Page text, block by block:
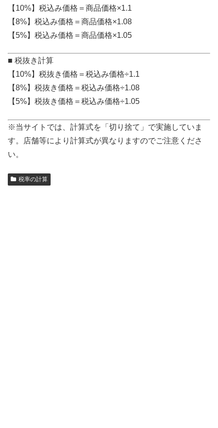
【10%】税込み価格＝商品価格×1.1
【8%】税込み価格＝商品価格×1.08
【5%】税込み価格＝商品価格×1.05
■ 税抜き計算
【10%】税抜き価格＝税込み価格÷1.1
【8%】税抜き価格＝税込み価格÷1.08
【5%】税抜き価格＝税込み価格÷1.05
※当サイトでは、計算式を「切り捨て」で実施していま
す。店舗等により計算式が異なりますのでご注意くださ
い。
税率の計算